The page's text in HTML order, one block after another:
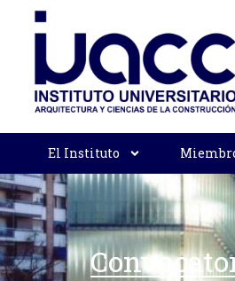
El Instituto